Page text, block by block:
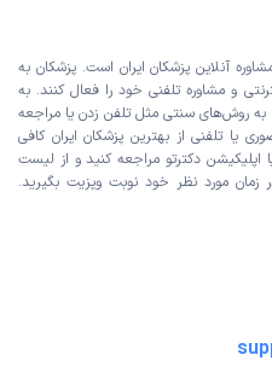
آنلاین پزشکان ایران است. پزشکان به
و مشاوره تلفنی خود را فعال کنند. به
به روش‌های سنتی مثل تلفن زدن یا مراجعه
یا تلفنی از بهترین پزشکان ایران کافی
اپلیکیشن دکترتو مراجعه کنید و از لیست
زمان مورد نظر خود نوبت ویزیت بگیرید.